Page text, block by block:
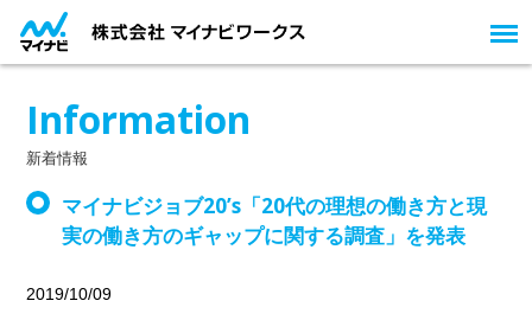
Information
新着情報
マイナビジョブ20’s「20代の理想の働き方と現
実の働き方のギャップに関する調査」を発表
2019/10/09